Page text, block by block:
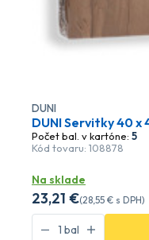
DUNI
DUNI Servitky 40 x
Počet bal. v kartóne: 5
Kód tovaru: 108878
Na sklade
23,21 €(28,55 € s DPH)